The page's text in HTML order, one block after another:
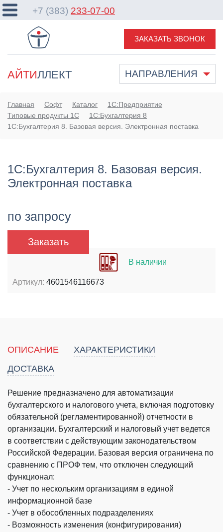
НАПРАВЛЕНИЯ
АЙТИЛЛЕКТ
+7 (383) 233-07-00
ЗАКАЗАТЬ ЗВОНОК
Главная Софт Каталог
1С:Предприятие
Типовые продукты 1С
1С:Бухгалтерия 8
1С:Бухгалтерия 8. Базовая версия. Электронная поставка
1С:Бухгалтерия 8. Базовая версия.
Электронная поставка
по запросу
Заказать
В наличии
Артикул: 4601546116673
ОПИСАНИЕ
ХАРАКТЕРИСТИКИ
ДОСТАВКА
Решение предназначено для автоматизации
бухгалтерского и налогового учета, включая подготовку
обязательной (регламентированной) отчетности в
организации. Бухгалтерский и налоговый учет ведется
в соответствии с действующим законодательством
Российской Федерации. Базовая версия ограничена по
сравнению с ПРОФ тем, что отключен следующий
функционал:
- Учет по нескольким организациям в единой
информационной базе
- Учет в обособленных подразделениях
- Возможность изменения (конфигурирования)